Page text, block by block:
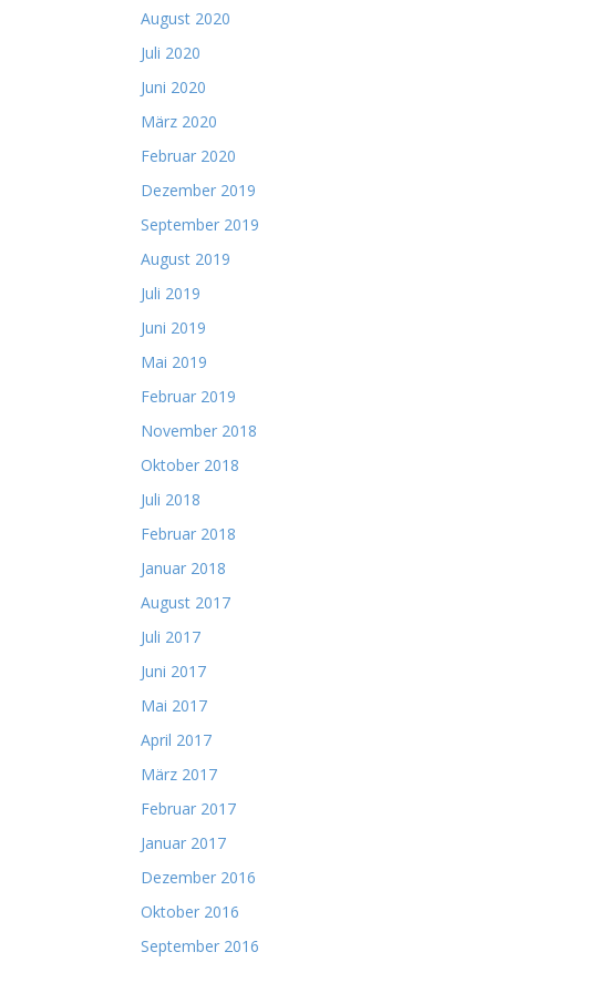
August 2020
Juli 2020
Juni 2020
März 2020
Februar 2020
Dezember 2019
September 2019
August 2019
Juli 2019
Juni 2019
Mai 2019
Februar 2019
November 2018
Oktober 2018
Juli 2018
Februar 2018
Januar 2018
August 2017
Juli 2017
Juni 2017
Mai 2017
April 2017
März 2017
Februar 2017
Januar 2017
Dezember 2016
Oktober 2016
September 2016